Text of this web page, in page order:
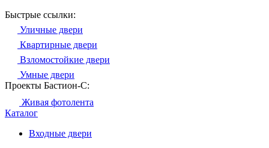
Быстрые ссылки:
Уличные двери
Квартирные двери
Взломостойкие двери
Умные двери
Проекты Бастион-С:
Живая фотолента
Каталог
Входные двери